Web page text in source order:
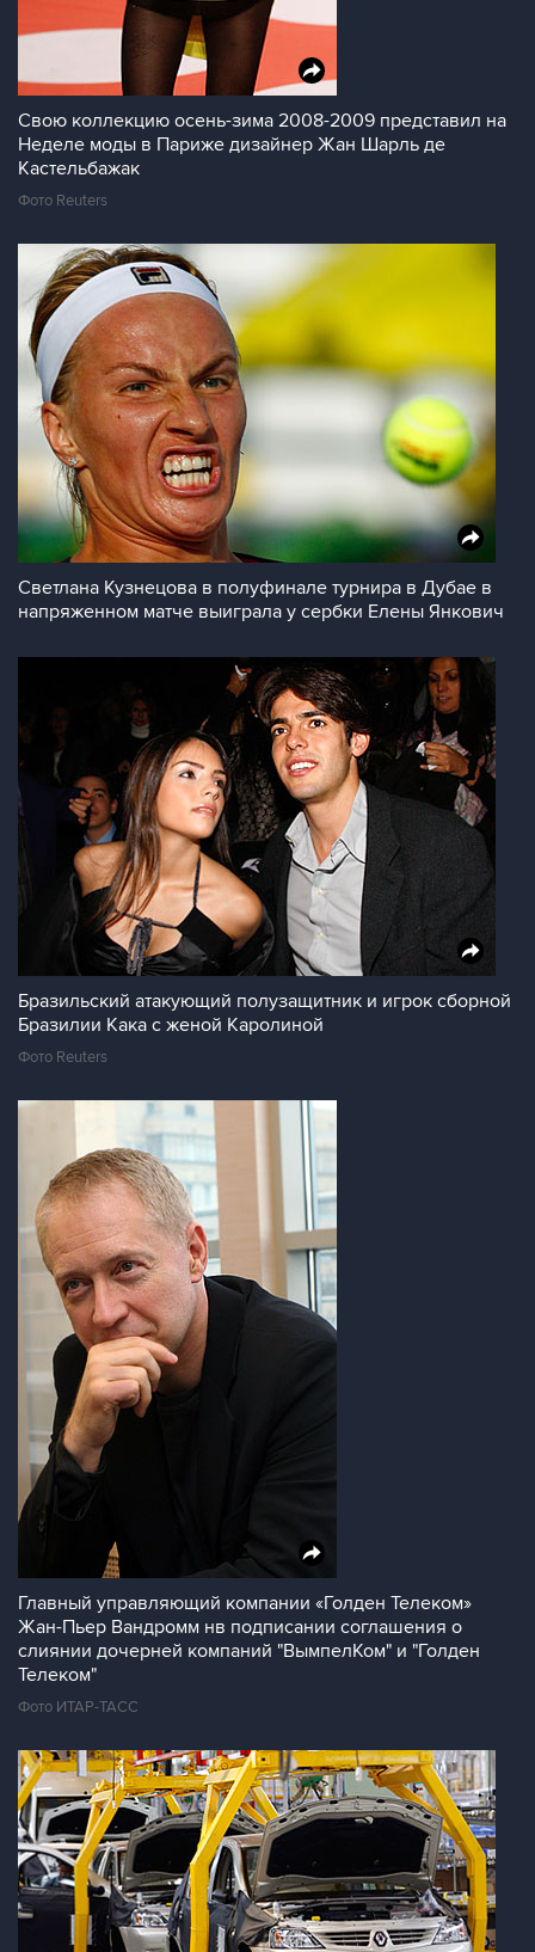
Свою коллекцию осень-зима 2008-2009 представил на
Неделе моды в Париже дизайнер Жан Шарль де
Кастельбажак
Фото Reuters
Светлана Кузнецова в полуфинале турнира в Дубае в
напряженном матче выиграла у сербки Елены Янкович
Бразильский атакующий полузащитник и игрок сборной
Бразилии Кака с женой Каролиной
Фото Reuters
Главный управляющий компании «Голден Телеком»
Жан-Пьер Вандромм нв подписании соглашения о
слиянии дочерней компаний "ВымпелКом" и "Голден
Телеком"
Фото ИТАР-ТАСС